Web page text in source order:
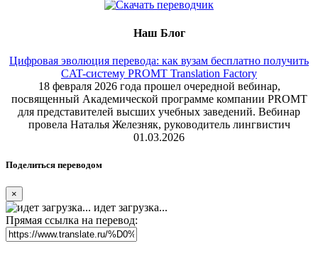
Наш Блог
Цифровая эволюция перевода: как вузам бесплатно получить
CAT-систему PROMT Translation Factory
18 февраля 2026 года прошел очередной вебинар,
посвященный Академической программе компании PROMT
для представителей высших учебных заведений. Вебинар
провела Наталья Железняк, руководитель лингвистич
01.03.2026
Поделиться переводом
×
идет загрузка...
Прямая ссылка на перевод: